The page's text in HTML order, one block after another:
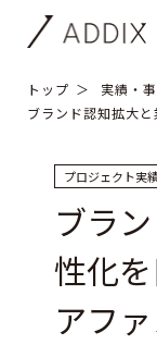
トップ 実績・
ブランド認知拡大
プロジェクト実
ブラ
性化
アフ